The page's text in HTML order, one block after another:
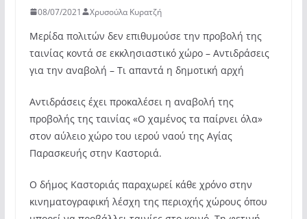
08/07/2021 Χρυσούλα Κυρατζή
Μερίδα πολιτών δεν επιθυμούσε την προβολή της
ταινίας κοντά σε εκκλησιαστικό χώρο – Αντιδράσεις
για την αναβολή – Τι απαντά η δημοτική αρχή
Αντιδράσεις έχει προκαλέσει η αναβολή της
προβολής της ταινίας «Ο χαμένος τα παίρνει όλα»
στον αύλειο χώρο του ιερού ναού της Αγίας
Παρασκευής στην Καστοριά.
Ο δήμος Καστοριάς παραχωρεί κάθε χρόνο στην
κινηματογραφική λέσχη της περιοχής χώρους όπου